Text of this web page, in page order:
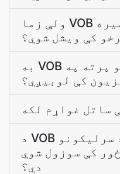
ولې زما VOB ریکارډونه په شمیره
کې ویشل شوي؟
به VOB د بیټرۍ د فلیټ کولو پرته په
کې لوبیږي؟
د VOB په دننه کې د سرليکونو
کې سوزول شوي
دي؟